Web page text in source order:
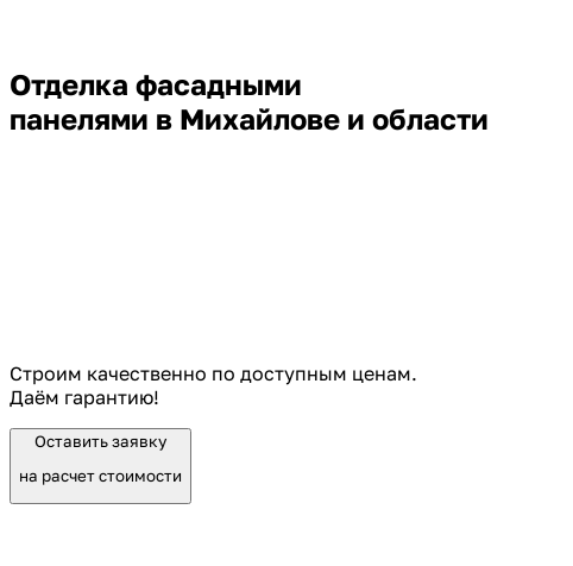
Отделка фасадными
панелями в Михайлове и области
Строим качественно по доступным ценам.
Даём гарантию!
Оставить заявку
на расчет стоимости